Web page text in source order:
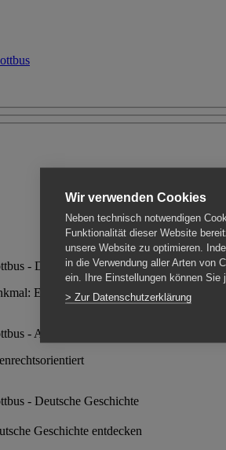
Einen Ort im Wandel erleben
Geschichte entdecken
Wir verwenden Cookies
Neben technisch notwendigen
Funktionalität dieser Website
unsere Website zu optimieren.
in die Verwendung aller Arten von
ein. Ihre Einstellungen können Sie
> Zur Datenschutzerklärung